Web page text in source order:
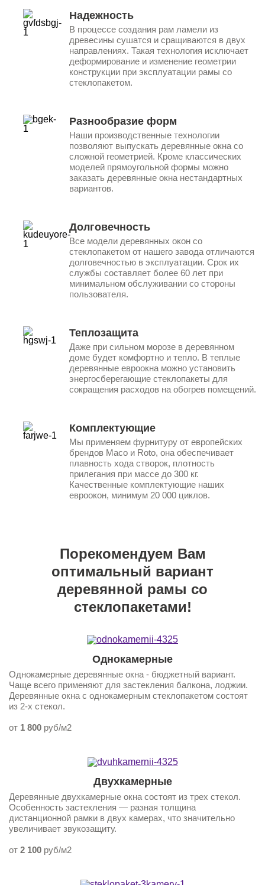
Надежность
В процессе создания рам ламели из
древесины сушатся и сращиваются в двух
направлениях. Такая технология исключает
деформирование и изменение геометрии
конструкции при эксплуатации рамы со
стеклопакетом.
Разнообразие форм
Наши производственные технологии
позволяют выпускать деревянные окна со
сложной геометрией. Кроме классических
моделей прямоугольной формы можно
заказать деревянные окна нестандартных
вариантов.
Долговечность
Все модели деревянных окон со
стеклопакетом от нашего завода отличаются
долговечностью в эксплуатации. Срок их
службы составляет более 60 лет при
минимальном обслуживании со стороны
пользователя.
Теплозащита
Даже при сильном морозе в деревянном
доме будет комфортно и тепло. В теплые
деревянные евроокна можно установить
энергосберегающие стеклопакеты для
сокращения расходов на обогрев помещений.
Комплектующие
Мы применяем фурнитуру от европейских
брендов Maco и Roto, она обеспечивает
плавность хода створок, плотность
прилегания при массе до 300 кг.
Качественные комплектующие наших
евроокон, минимум 20 000 циклов.
Порекомендуем Вам
оптимальный вариант
деревянной рамы со
стеклопакетами!
Однокамерные
Однокамерные деревянные окна - бюджетный вариант.
Чаще всего применяют для застекления балкона, лоджии.
Деревянные окна с однокамерным стеклопакетом состоят
из 2-х стекол.
от 1 800 руб/м2
Двухкамерные
Деревянные двухкамерные окна состоят из трех стекол.
Особенность застекления — разная толщина
дистанционной рамки в двух камерах, что значительно
увеличивает звукозащиту.
от 2 100 руб/м2